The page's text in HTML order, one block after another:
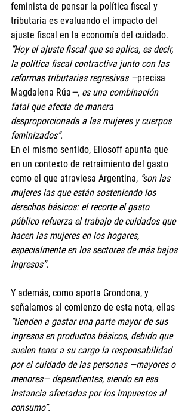
feminista de pensar la política fiscal y
tributaria es evaluando el impacto del
ajuste fiscal en la economía del cuidado.
“Hoy el ajuste fiscal que se aplica, es decir,
la política fiscal contractiva junto con las
reformas tributarias regresivas —precisa
Magdalena Rúa—, es una combinación
fatal que afecta de manera
desproporcionada a las mujeres y cuerpos
feminizados”.
En el mismo sentido, Eliosoff apunta que
en un contexto de retraimiento del gasto
como el que atraviesa Argentina, “son las
mujeres las que están sosteniendo los
derechos básicos: el recorte el gasto
público refuerza el trabajo de cuidados que
hacen las mujeres en los hogares,
especialmente en los sectores de más bajos
ingresos”.
Y además, como aporta Grondona, y
señalamos al comienzo de esta nota, ellas
“tienden a gastar una parte mayor de sus
ingresos en productos básicos, debido que
suelen tener a su cargo la responsabilidad
por el cuidado de las personas —mayores o
menores— dependientes, siendo en esa
instancia afectadas por los impuestos al
consumo”.